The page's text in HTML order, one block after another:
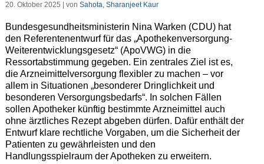
20. Oktober 2025 | von Sahota, Sharanjeet Kaur
Bundesgesundheitsministerin Nina Warken (CDU) hat
den Referentenentwurf für das „Apothekenversorgung-
Weiterentwicklungsgesetz“ (ApoVWG) in die
Ressortabstimmung gegeben. Ein zentrales Ziel ist es,
die Arzneimittelversorgung flexibler zu machen – vor
allem in Situationen „besonderer Dringlichkeit und
besonderen Versorgungsbedarfs“. In solchen Fällen
sollen Apotheker künftig bestimmte Arzneimittel auch
ohne ärztliches Rezept abgeben dürfen. Dafür enthält der
Entwurf klare rechtliche Vorgaben, um die Sicherheit der
Patienten zu gewährleisten und den
Handlungsspielraum der Apotheken zu erweitern.